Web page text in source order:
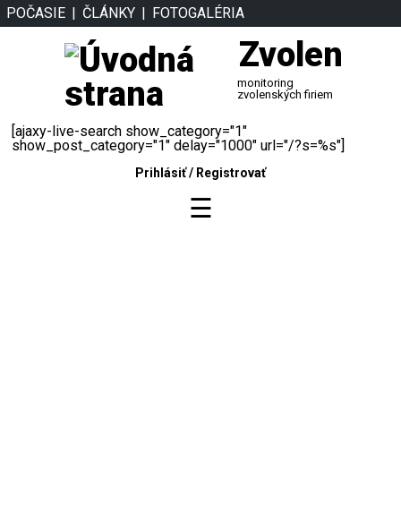
POČASIE ČLÁNKY FOTOGALÉRIA
Zvolen
monitoring
zvolenských firiem
[ajaxy-live-search show_category="1"
show_post_category="1" delay="1000" url="/?s=%s"]
Prihlásiť/ Registrovať
☰